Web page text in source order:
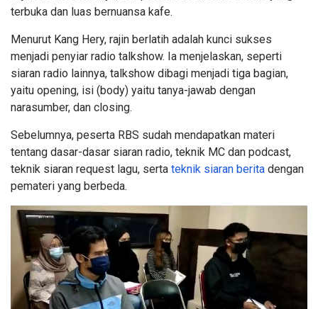
terbuka dan luas bernuansa kafe.
Menurut Kang Hery, rajin berlatih adalah kunci sukses
menjadi penyiar radio talkshow. Ia menjelaskan, seperti
siaran radio lainnya, talkshow dibagi menjadi tiga bagian,
yaitu opening, isi (body) yaitu tanya-jawab dengan
narasumber, dan closing.
Sebelumnya, peserta RBS sudah mendapatkan materi
tentang dasar-dasar siaran radio, teknik MC dan podcast,
teknik siaran request lagu, serta teknik siaran berita dengan
pemateri yang berbeda.